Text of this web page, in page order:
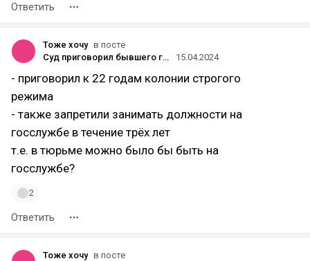
Ответить
Тоже хочу в посте
Суд приговорил бывшего гендиректора Merlion к 22 годам тюрьмы за фиктивное дело против партнёров
15.04.2024
- приговорил к 22 годам колонии строгого
режима
- также запретили занимать должности на
госслужбе в течение трёх лет
т.е. в тюрьме можно было бы быть на
госслужбе?
2
Ответить
Тоже хочу в посте